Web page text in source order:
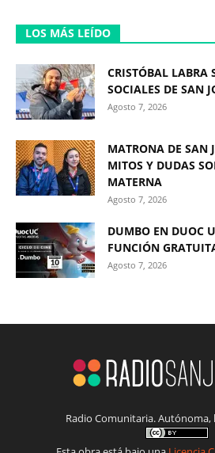
LOS MÁS LEÍDO
CRISTÓBAL LABRA
SOCIALES DE SAN
Agosto 7, 2026
MATRONA DE SAN
MITOS Y DUDAS
MATERNA
Agosto 7, 2026
DUMBO EN DUOC
FUNCIÓN
Agosto 7, 2026
Radio Comunitaria. Autónoma,